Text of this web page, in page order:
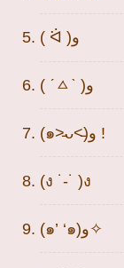
( ᐛ )و
( ˊㅿˋ )و
(๑˃̵ᴗ˂̵)و !
(ง ˙-˙ )ง
(๑’ ‘๑)و✧